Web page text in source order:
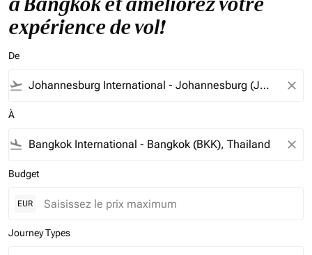
expérience de vol!
De
flight_takeoff close
À
flight_land close
Budget
EUR
Journey Types